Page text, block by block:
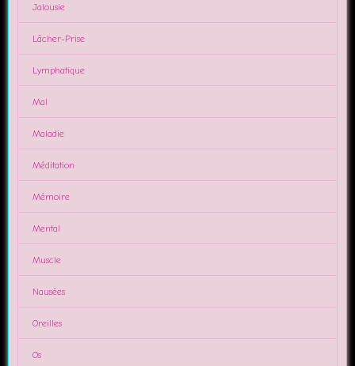
Jalousie
Lâcher-Prise
Lymphatique
Mal
Maladie
Méditation
Mémoire
Mental
Muscle
Nausées
Oreilles
Os